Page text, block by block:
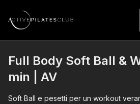
Full Body Soft Ball &
min | AV
Soft Ball e pesetti per un workout